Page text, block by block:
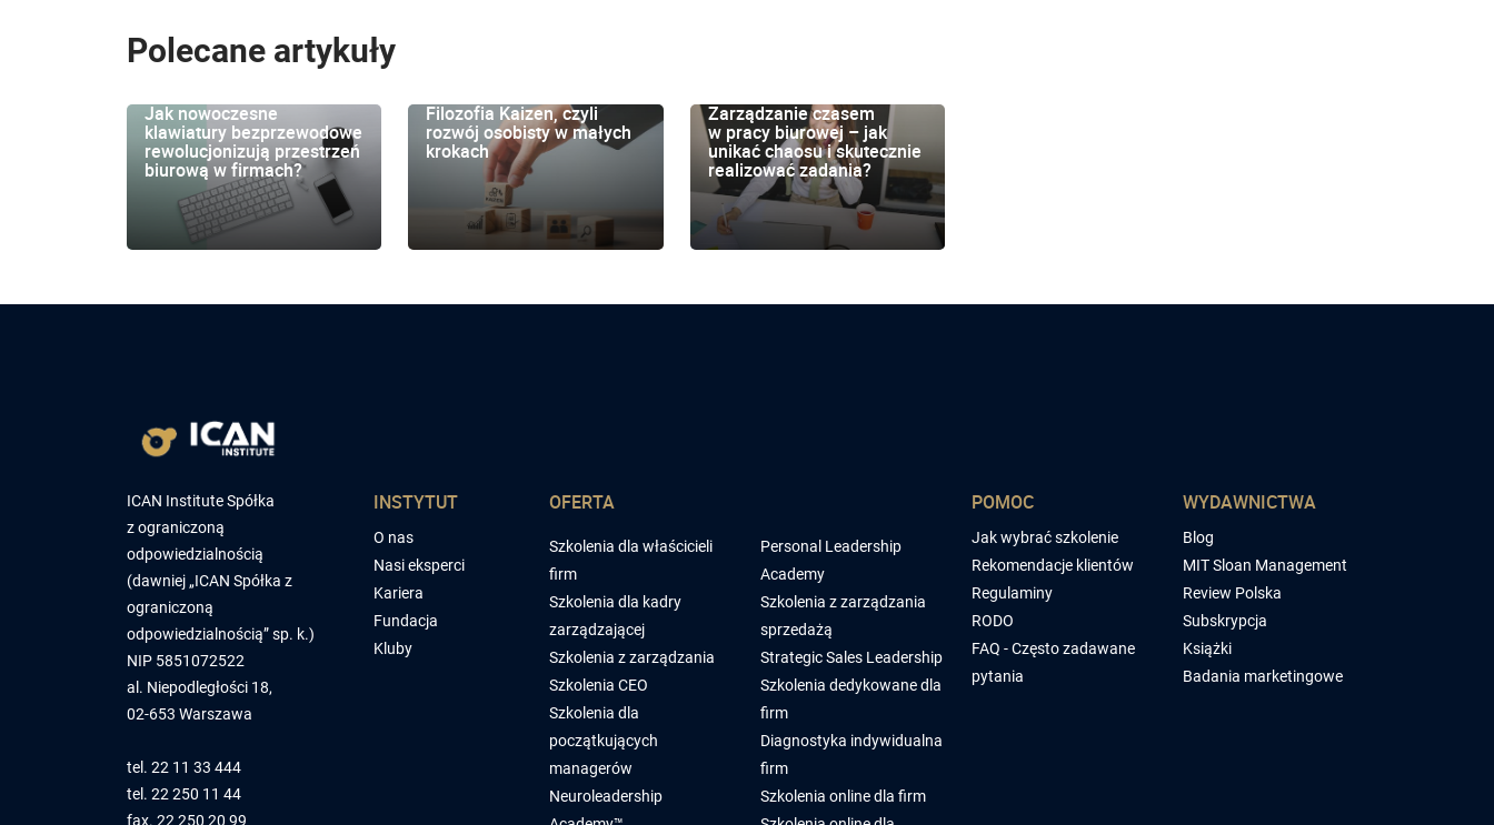
Polecane artykuły
Jak nowoczesne
klawiatury bezprzewodowe
rewolucjonizują przestrzeń
biurową w firmach?
Filozofia Kaizen, czyli
rozwój osobisty w małych
krokach
Zarządzanie czasem
w pracy biurowej – jak
unikać chaosu i skutecznie
realizować zadania?
ICAN Institute Spółka
z ograniczoną
odpowiedzialnością
(dawniej „ICAN Spółka z
ograniczoną
odpowiedzialnością” sp. k.)
NIP 5851072522
al. Niepodległości 18,
02-653 Warszawa
tel. 22 11 33 444
tel. 22 250 11 44
fax. 22 250 20 99
INSTYTUT
O nas
Nasi eksperci
Kariera
Fundacja
Kluby
OFERTA
Szkolenia dla właścicieli
firm
Szkolenia dla kadry
zarządzającej
Szkolenia z zarządzania
Szkolenia CEO
Szkolenia dla
początkujących
managerów
Neuroleadership
Personal Leadership
Academy
Szkolenia z zarządzania
sprzedażą
Strategic Sales Leadership
Szkolenia dedykowane dla
firm
Diagnostyka indywidualna
firm
Szkolenia online dla firm
POMOC
Jak wybrać szkolenie
Rekomendacje klientów
Regulaminy
RODO
FAQ - Często zadawane
pytania
WYDAWNICTWA
Blog
MIT Sloan Management
Review Polska
Subskrypcja
Książki
Badania marketingowe